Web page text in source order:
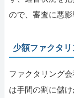
ので、審査に悪影
少額ファクタ
ファクタリング
は手間の割に儲